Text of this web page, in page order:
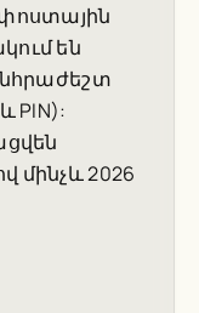
են
PIN):
մինչև 2026